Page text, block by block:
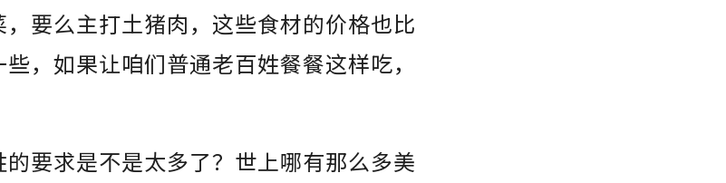
要么主打土猪肉，这些食材的价格也比
，如果让咱们普通老百姓餐餐这样吃，
要求是不是太多了？世上哪有那么多美